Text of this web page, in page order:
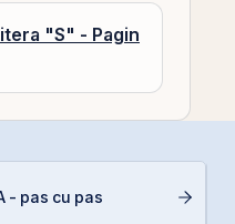
"S" - Pagin
- pas cu pas